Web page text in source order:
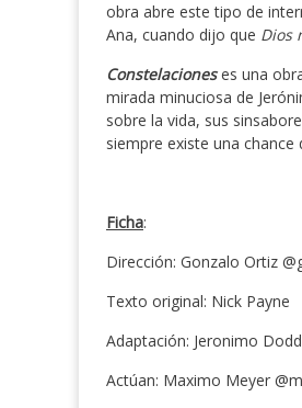
obra abre este tipo de
Ana, cuando dijo que Dios
Constelacioneses una
mirada minuciosa de
sobre la vida, sus
siempre existe una
Ficha:
Dirección: Gonzalo Ortiz
Texto original: Nick Payne
Adaptación: Jeronimo
Actúan: Maximo Meyer